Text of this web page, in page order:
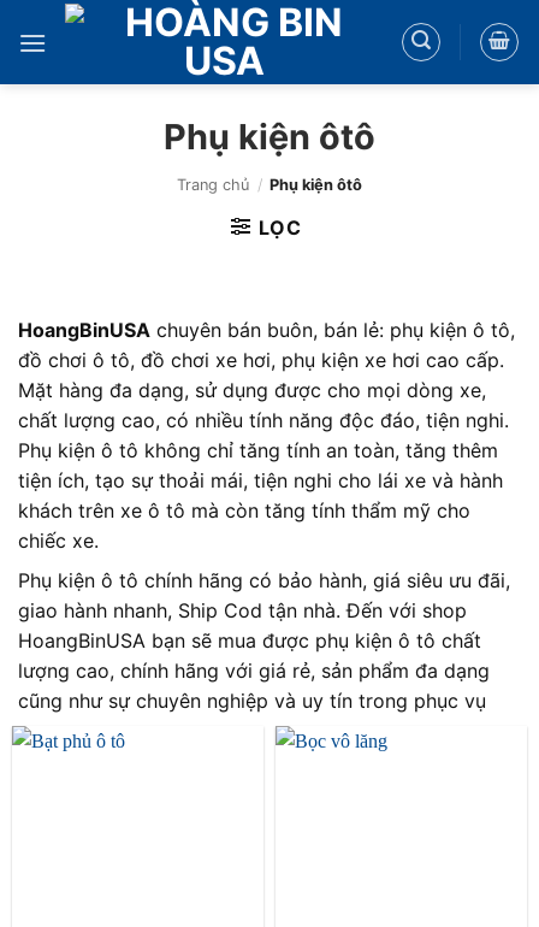
qua
Phụ kiện ôtô
Trang chủ / Phụ kiện ôtô
LỌC
HoangBinUSA chuyên bán buôn, bán lẻ: phụ kiện ô tô,
đồ chơi ô tô, đồ chơi xe hơi, phụ kiện xe hơi cao cấp.
Mặt hàng đa dạng, sử dụng được cho mọi dòng xe,
chất lượng cao, có nhiều tính năng độc đáo, tiện nghi.
Phụ kiện ô tô không chỉ tăng tính an toàn, tăng thêm
tiện ích, tạo sự thoải mái, tiện nghi cho lái xe và hành
khách trên xe ô tô mà còn tăng tính thẩm mỹ cho
chiếc xe.
Phụ kiện ô tô chính hãng có bảo hành, giá siêu ưu đãi,
giao hành nhanh, Ship Cod tận nhà. Đến với shop
HoangBinUSA bạn sẽ mua được phụ kiện ô tô chất
lượng cao, chính hãng với giá rẻ, sản phẩm đa dạng
cũng như sự chuyên nghiệp và uy tín trong phục vụ